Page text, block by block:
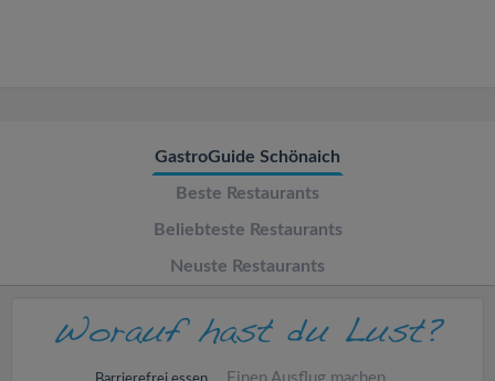
GastroGuide Schönaich
Beste Restaurants
Beliebteste Restaurants
Neuste Restaurants